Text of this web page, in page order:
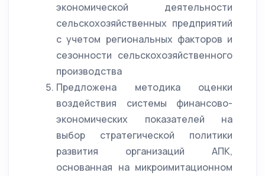
экономической деятельности
сельскохозяйственных предприятий
с учетом региональных факторов и
сезонности сельскохозяйственного
производства
Предложена методика оценки
воздействия системы финансово-
экономических показателей на
выбор стратегической политики
развития организаций АПК,
основанная на микроимитационном